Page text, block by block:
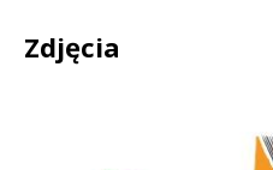
Zdjęcia